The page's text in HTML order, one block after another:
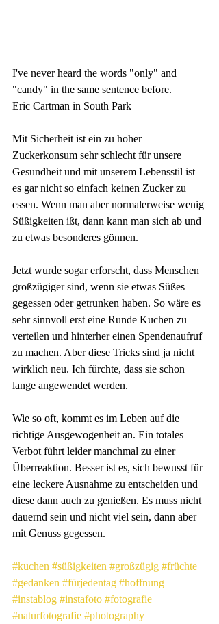
I've never heard the words "only" and
"candy" in the same sentence before.
Eric Cartman in South Park
Mit Sicherheit ist ein zu hoher
Zuckerkonsum sehr schlecht für unsere
Gesundheit und mit unserem Lebensstil ist
es gar nicht so einfach keinen Zucker zu
essen. Wenn man aber normalerweise wenig
Süßigkeiten ißt, dann kann man sich ab und
zu etwas besonderes gönnen.
Jetzt wurde sogar erforscht, dass Menschen
großzügiger sind, wenn sie etwas Süßes
gegessen oder getrunken haben. So wäre es
sehr sinnvoll erst eine Runde Kuchen zu
verteilen und hinterher einen Spendenaufruf
zu machen. Aber diese Tricks sind ja nicht
wirklich neu. Ich fürchte, dass sie schon
lange angewendet werden.
Wie so oft, kommt es im Leben auf die
richtige Ausgewogenheit an. Ein totales
Verbot führt leider manchmal zu einer
Überreaktion. Besser ist es, sich bewusst für
eine leckere Ausnahme zu entscheiden und
diese dann auch zu genießen. Es muss nicht
dauernd sein und nicht viel sein, dann aber
mit Genuss gegessen.
#kuchen #süßigkeiten #großzügig #früchte
#gedanken #fürjedentag #hoffnung
#instablog #instafoto #fotografie
#naturfotografie #photography